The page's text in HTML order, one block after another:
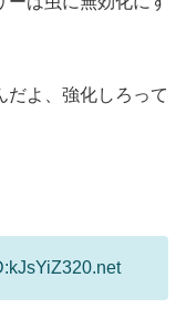
だよ、強化しろって